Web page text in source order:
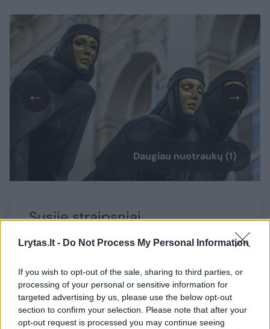
Lrytas.lt - Do Not Process My Personal Information
If you wish to opt-out of the sale, sharing to third parties, or
processing of your personal or sensitive information for
targeted advertising by us, please use the below opt-out
section to confirm your selection. Please note that after your
opt-out request is processed you may continue seeing
Daugiau nuotraukų (1)
Susiję straipsniai